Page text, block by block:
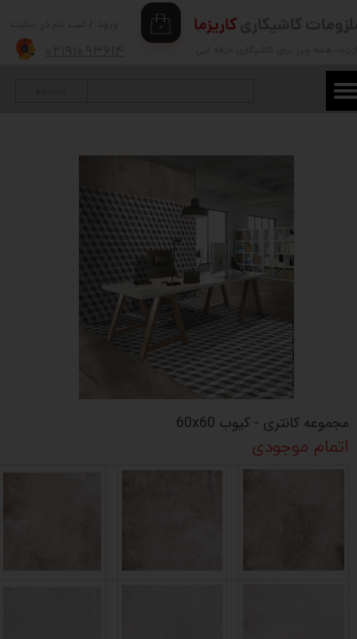
۰
تغییر گذر واژه
سفارشات
کاریزما
مجموعه کانتری - کیوب 60x60
اتمام موجودی